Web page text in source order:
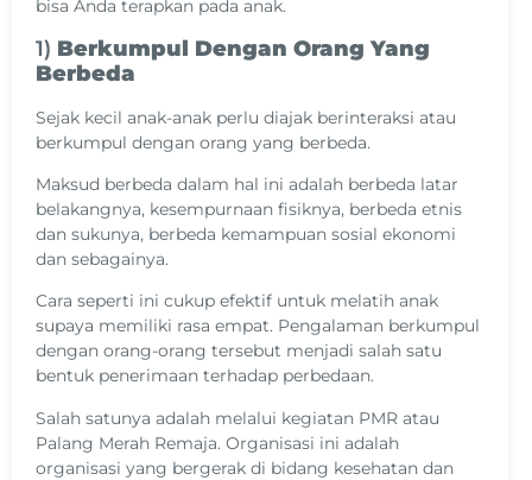
bisa Anda terapkan pada anak.
1) Berkumpul Dengan Orang Yang
Berbeda
Sejak kecil anak-anak perlu diajak berinteraksi atau
berkumpul dengan orang yang berbeda.
Maksud berbeda dalam hal ini adalah berbeda latar
belakangnya, kesempurnaan fisiknya, berbeda etnis
dan sukunya, berbeda kemampuan sosial ekonomi
dan sebagainya.
Cara seperti ini cukup efektif untuk melatih anak
supaya memiliki rasa empat. Pengalaman berkumpul
dengan orang-orang tersebut menjadi salah satu
bentuk penerimaan terhadap perbedaan.
Salah satunya adalah melalui kegiatan PMR atau
Palang Merah Remaja. Organisasi ini adalah
organisasi yang bergerak di bidang kesehatan dan